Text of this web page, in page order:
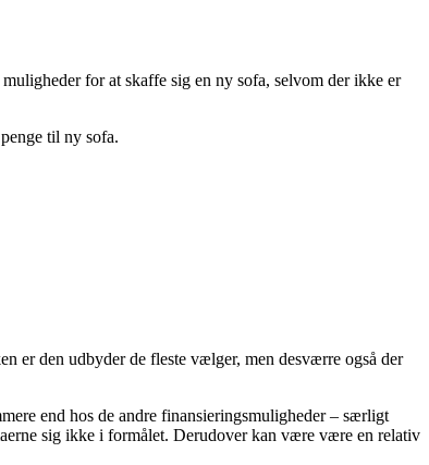
for at skaffe sig en ny sofa, selvom der ikke er
til ny sofa.
er den udbyder de fleste vælger, men desværre også der
end hos de andre finansieringsmuligheder – særligt
sig ikke i formålet. Derudover kan være være en relativ